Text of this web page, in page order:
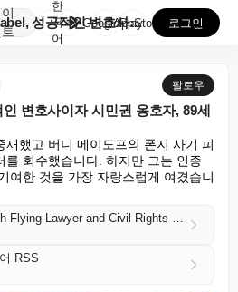
William D. Zabel, 성공적인 변호사이자 시...
한
국
어
GooglePlay
AppStore 로그인
팔로우
변호사이자 시민권 옹호자, 89세
재했고 버니 메이도프의 폰지 사기 피
를 회수했습니다. 하지만 그는 인종
여한 것을 가장 자랑스럽게 여겼습니
William D. Zabel, High-Flying Lawyer and Civil Rights Champion, Dies at 89
RSS